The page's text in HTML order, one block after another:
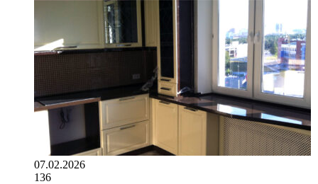
07.02.2026
136